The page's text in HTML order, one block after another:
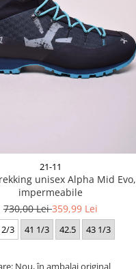
21-11
unisex Alpha Mid Evo,
impermeabile
730,00 Lei359,99 Lei
2/3 41 1/3 42.5 43 1/3